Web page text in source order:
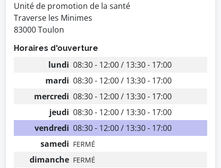
Unité de promotion de la santé
Traverse les Minimes
83000 Toulon
Horaires d'ouverture
lundi 08:30 - 12:00 / 13:30 - 17:00
mardi 08:30 - 12:00 / 13:30 - 17:00
mercredi 08:30 - 12:00 / 13:30 - 17:00
jeudi 08:30 - 12:00 / 13:30 - 17:00
vendredi 08:30 - 12:00 / 13:30 - 17:00
samedi FERMÉ
dimanche FERMÉ